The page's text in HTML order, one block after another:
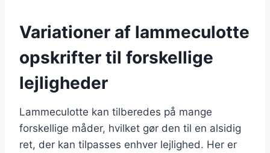
Variationer af lammeculotte
opskrifter til forskellige
lejligheder
Lammeculotte kan tilberedes på mange
forskellige måder, hvilket gør den til en alsidig
ret, der kan tilpasses enhver lejlighed. Her er